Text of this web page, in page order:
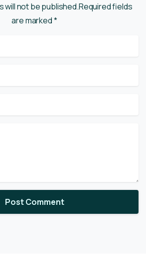
will not be published.Required fields
are marked *